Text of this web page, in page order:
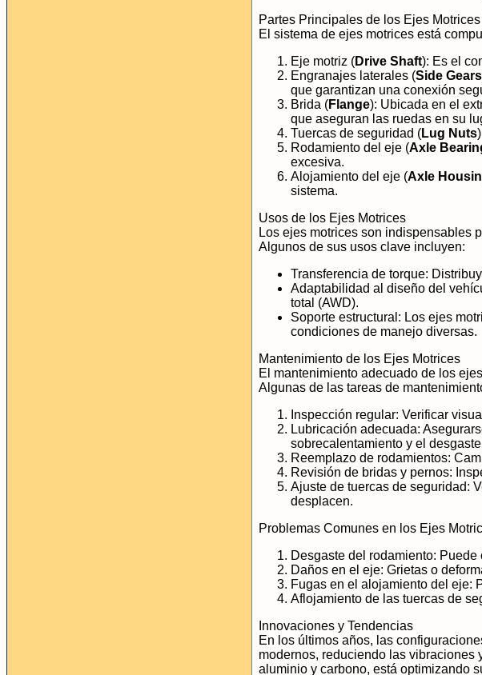
Partes Principales de los Ejes Motrices
El sistema de ejes motrices está
Eje motriz (Drive Shaft): Es el
Engranajes laterales (Side Gears
que garantizan una conexión
Brida (Flange): Ubicada en el
que aseguran las ruedas en su
Tuercas de seguridad (Lug Nuts
Rodamiento del eje (Axle
excesiva.
Alojamiento del eje (Axle
sistema.
Usos de los Ejes Motrices
Los ejes motrices son indispensables
Algunos de sus usos clave incluyen:
Transferencia de torque:
Adaptabilidad al diseño del
total (AWD).
Soporte estructural: Los ejes
condiciones de manejo diversas.
Mantenimiento de los Ejes Motrices
El mantenimiento adecuado de los
Algunas de las tareas de
Inspección regular: Verificar
Lubricación adecuada:
sobrecalentamiento y el
Reemplazo de rodamientos:
Revisión de bridas y pernos:
Ajuste de tuercas de seguridad:
desplacen.
Problemas Comunes en los Ejes
Desgaste del rodamiento:
Daños en el eje: Grietas o
Fugas en el alojamiento del eje:
Aflojamiento de las tuercas de
Innovaciones y Tendencias
En los últimos años, las
modernos, reduciendo las vibraciones
aluminio y carbono, está optimizando